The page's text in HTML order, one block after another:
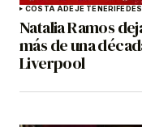
COSTA ADEJE TENERIFE
Natalia Ramos
más de una
Liverpool